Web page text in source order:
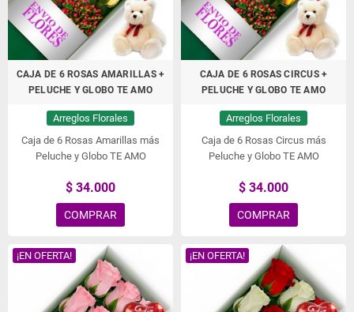
CAJA DE 6 ROSAS AMARILLAS +
PELUCHE Y GLOBO TE AMO
Arreglos Florales
Caja de 6 Rosas Amarillas más
Peluche y Globo TE AMO
$ 34.000
COMPRAR
CAJA DE 6 ROSAS CIRCUS +
PELUCHE Y GLOBO TE AMO
Arreglos Florales
Caja de 6 Rosas Circus más
Peluche y Globo TE AMO
$ 34.000
COMPRAR
¡EN OFERTA! ¡EN OFERTA!